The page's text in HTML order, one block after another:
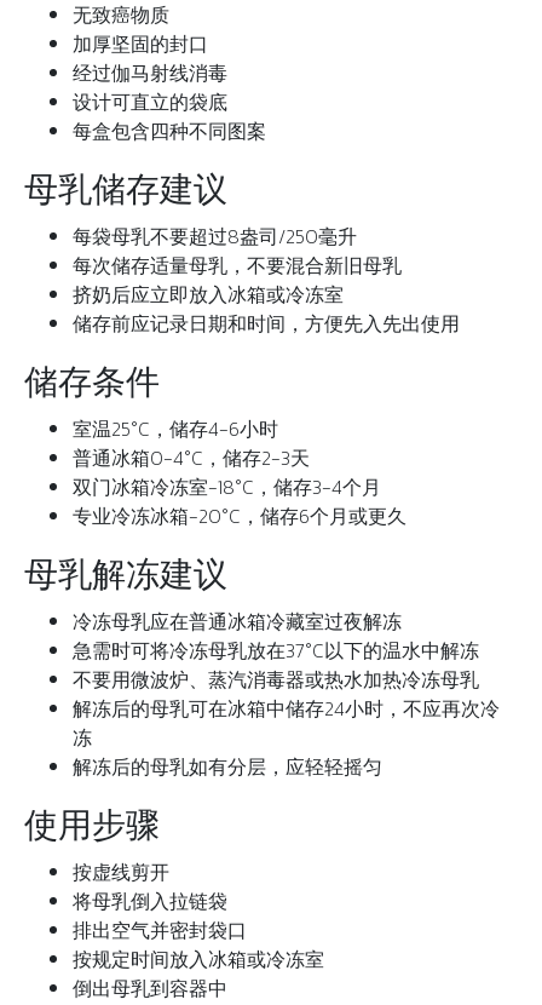
无致癌物质
加厚坚固的封口
经过伽马射线消毒
设计可直立的袋底
每盒包含四种不同图案
母乳储存建议
每袋母乳不要超过8盎司/250毫升
每次储存适量母乳，不要混合新旧母乳
挤奶后应立即放入冰箱或冷冻室
储存前应记录日期和时间，方便先入先出使用
储存条件
室温25°C，储存4-6小时
普通冰箱0-4°C，储存2-3天
双门冰箱冷冻室-18°C，储存3-4个月
专业冷冻冰箱-20°C，储存6个月或更久
母乳解冻建议
冷冻母乳应在普通冰箱冷藏室过夜解冻
急需时可将冷冻母乳放在37°C以下的温水中解冻
不要用微波炉、蒸汽消毒器或热水加热冷冻母乳
解冻后的母乳可在冰箱中储存24小时，不应再次冷
冻
解冻后的母乳如有分层，应轻轻摇匀
使用步骤
按虚线剪开
将母乳倒入拉链袋
排出空气并密封袋口
按规定时间放入冰箱或冷冻室
倒出母乳到容器中